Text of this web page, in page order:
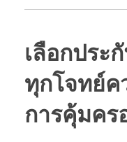
เลือกประ
ทุกโจทย์ค
การคุ้มคร